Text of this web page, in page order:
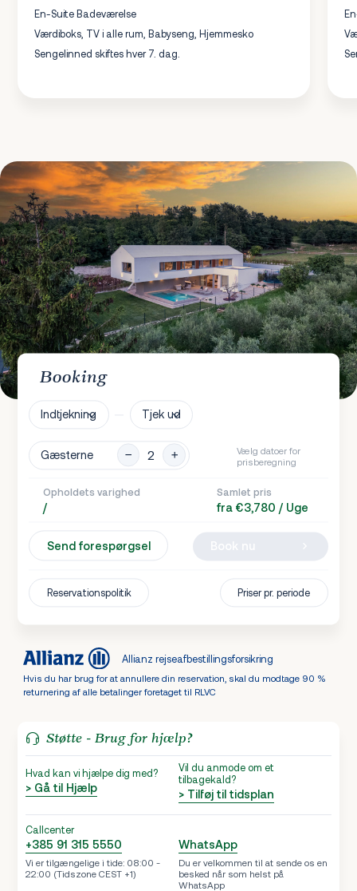
En-Suite Badeværelse
Værdiboks, TV i alle rum, Babyseng, Hjemmesko
Sengelinned skiftes hver 7. dag.
Booking
Indtjekning Tjek ud
Gæsterne
Vælg datoer for
prisberegning
Opholdets varighed
/
Samlet pris
fra €3,780 / Uge
Send forespørgsel
Reservationspolitik Priser pr. periode
Allianz rejseafbestillingsforsikring
Hvis du har brug for at annullere din reservation, skal du modtage 90 %
returnering af alle betalinger foretaget til RLVC
Støtte - Brug for hjælp?
Hvad kan vi hjælpe dig med?
> Gå til Hjælp
Vil du anmode om et
tilbagekald?
> Tilføj til tidsplan
Callcenter
+385 91 315 5550
Vi er tilgængelige i tide: 08:00 -
22:00 (Tidszone CEST +1)
WhatsApp
Du er velkommen til at sende os en
besked når som helst på
WhatsApp